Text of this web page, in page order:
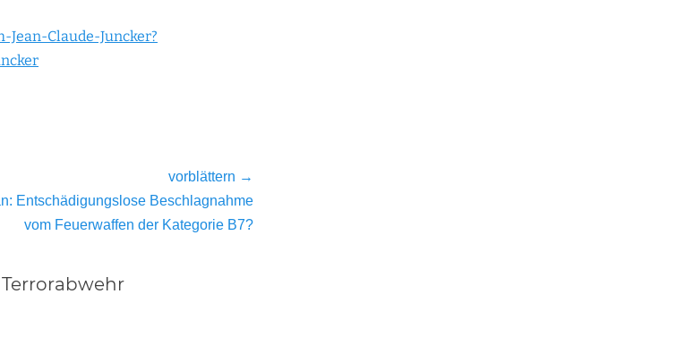
Jean-Claude-Juncker?
vorblättern →
Entschädigungslose Beschlagnahme
vom Feuerwaffen der Kategorie B7?